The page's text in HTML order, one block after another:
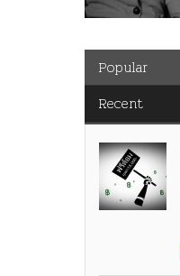
Popular
Recent